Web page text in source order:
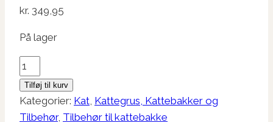
kr. 349,95
På lager
Litter
Genie
Easy
Roll
Tilføj til kurv
Kategorier: Kat, Kattegrus, Kattebakker og
Tilbehør, Tilbehør til kattebakke